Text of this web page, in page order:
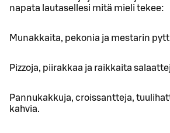
napata lautasellesi mitä mieli tekee:
Munakkaita, pekonia ja mestarin
Pizzoja, piirakkaa ja raikkaita
Pannukakkuja, croissantteja,
kahvia.